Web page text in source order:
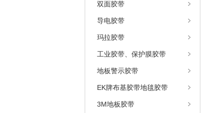
双面胶带
导电胶带
玛拉胶带
工业胶带、保护膜胶带
地板警示胶带
EK牌布基胶带地毯胶带
3M地板胶带